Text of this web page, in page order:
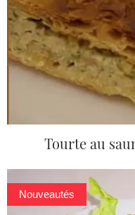
Tourte au
Nouveautés